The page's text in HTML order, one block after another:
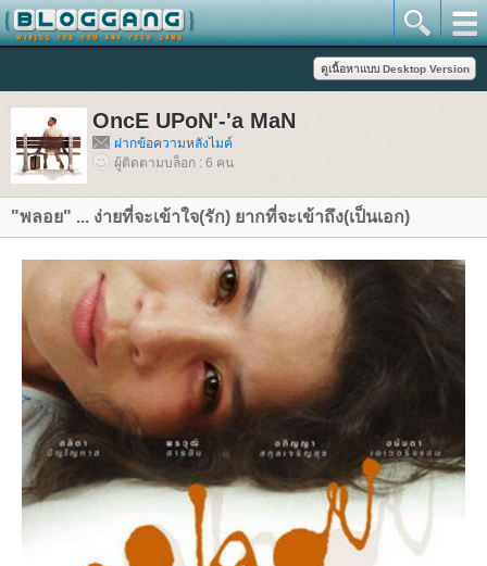
OncE UPoN'-'a MaN
ฝากข้อความหลังไมค์
ผู้ติดตามบล็อก : 6 คน
"พลอย" ... ง่ายที่จะเข้าใจ(รัก) ยากที่จะเข้าถึง(เป็นเอก)